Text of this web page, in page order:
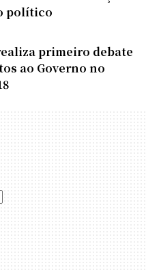
político
primeiro debate
ao Governo no